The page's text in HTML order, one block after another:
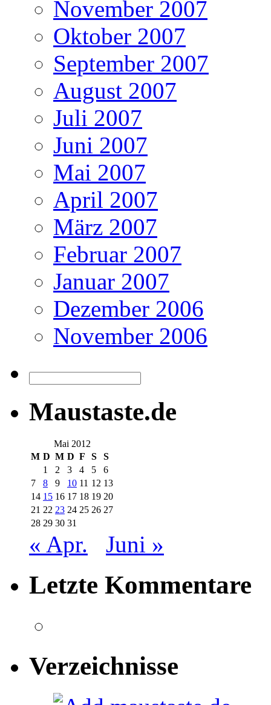
November 2007
Oktober 2007
September 2007
August 2007
Juli 2007
Juni 2007
Mai 2007
April 2007
März 2007
Februar 2007
Januar 2007
Dezember 2006
November 2006
Maustaste.de
Mai 2012
M D M D F S
S
1
2 3 4 5
6
7
8 9 10 11 12 13
14 15 16 17 18 19 20
21 22 23 24 25 26 27
28 29 30 31
« Apr. Juni »
Letzte Kommentare
Verzeichnisse